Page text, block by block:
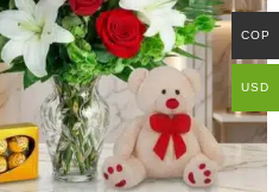
COP
USD